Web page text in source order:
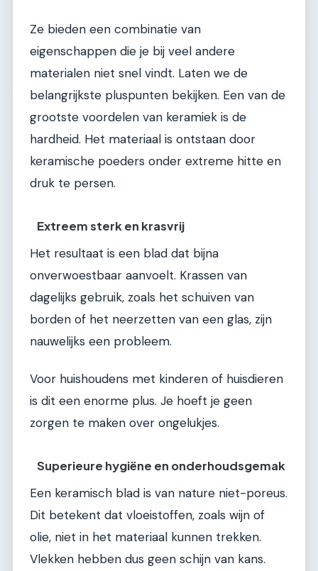
Ze bieden een combinatie van
eigenschappen die je bij veel andere
materialen niet snel vindt. Laten we de
belangrijkste pluspunten bekijken. Een van de
grootste voordelen van keramiek is de
hardheid. Het materiaal is ontstaan door
keramische poeders onder extreme hitte en
druk te persen.
Extreem sterk en krasvrij
Het resultaat is een blad dat bijna
onverwoestbaar aanvoelt. Krassen van
dagelijks gebruik, zoals het schuiven van
borden of het neerzetten van een glas, zijn
nauwelijks een probleem.
Voor huishoudens met kinderen of huisdieren
is dit een enorme plus. Je hoeft je geen
zorgen te maken over ongelukjes.
Superieure hygiëne en onderhoudsgemak
Een keramisch blad is van nature niet-poreus.
Dit betekent dat vloeistoffen, zoals wijn of
olie, niet in het materiaal kunnen trekken.
Vlekken hebben dus geen schijn van kans.